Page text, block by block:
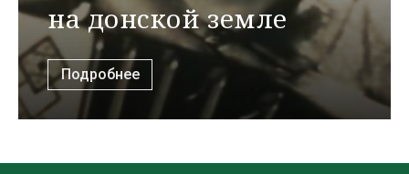
на донской земле
Подробнее